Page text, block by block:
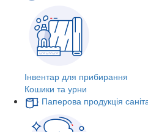
Інвентар для прибирання
Кошики та урни
Паперова продукція